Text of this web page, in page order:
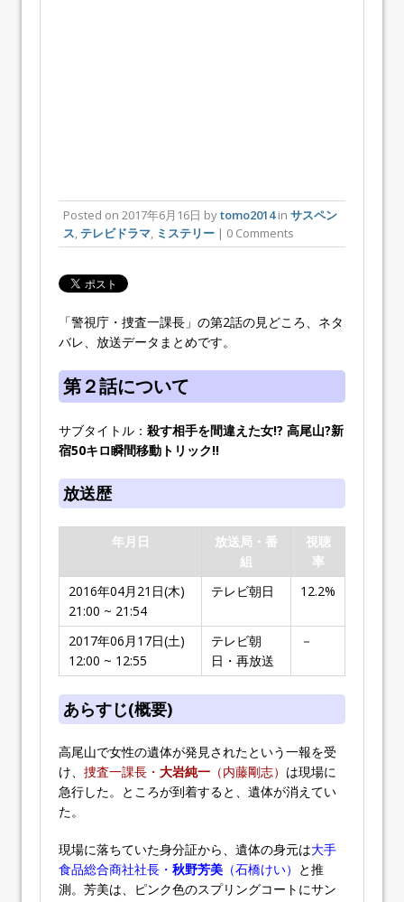
Posted on 2017年6月16日 bytomo2014in サスペン
ス, テレビドラマ, ミステリー | 0 Comments
「警視庁・捜査一課長」の第2話の見どころ、ネタ
バレ、放送データまとめです。
第２話について
サブタイトル： 殺す相手を間違えた女!? 高尾山?新
宿50キロ瞬間移動トリック!!
放送歴
年月日
放送局・番
組
視聴
率
2016年04月21日(木)
21:00 ~ 21:54
テレビ朝日 12.2%
2017年06月17日(土)
12:00 ~ 12:55
テレビ朝
日・再放送
－
あらすじ(概要)
高尾山で女性の遺体が発見されたという一報を受
け、 捜査一課長・ 大岩純一 （内藤剛志） は現場に
急行した。ところが到着すると、遺体が消えてい
た。
現場に落ちていた身分証から、遺体の身元は大手
食品総合商社社長・ 秋野芳美 （石橋けい） と推
測。芳美は、ピンク色のスプリングコートにサン